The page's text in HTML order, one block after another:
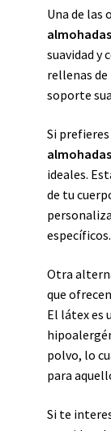
Una de las
suavidad y
rellenas
soporte
Si
ideales.
de tu
específicos.
Otra
que
El látex es
polvo, lo
para
Si te